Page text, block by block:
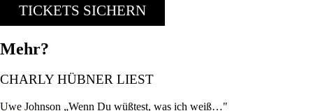
TICKETS SICHERN
Mehr?
CHARLY HÜBNER LIEST
Uwe Johnson „Wenn Du wüßtest, was ich weiß…"